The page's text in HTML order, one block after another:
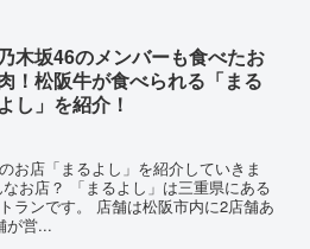
木坂46のメンバーも食べたお
！松阪牛が食べられる「まる
よし」を紹介！
お店「まるよし」を紹介していきま
お店？ 「まるよし」は三重県にある
ランです。 店舗は松阪市内に2店舗あ
が営...